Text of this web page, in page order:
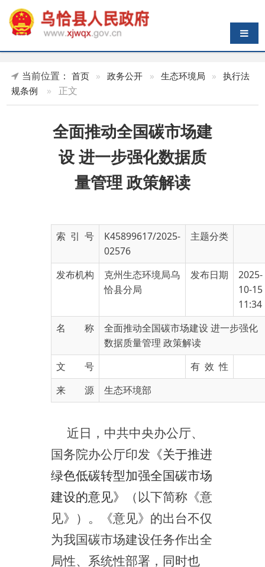
导航切换
规条例
» 正文
设 进一步强化数据质
量管理 政策解读
02576
发布机构
克州生态环境局乌
恰县分局
发布日期
2025-
11:34
全面推动全国碳市场建设 进一步强化
文 号
有 效 性
生态环境部
近日，中共中央办公厅、
国务院办公厅印发《关于推进
建设的意见》 （以下简称《意
见》）。《意见》的出台不仅
为我国碳市场建设任务作出全
局性、系统性部署，同时也
为“十五五”规划阶段及未来市
场的运行和发展奠定了重要政
策和制度基础。